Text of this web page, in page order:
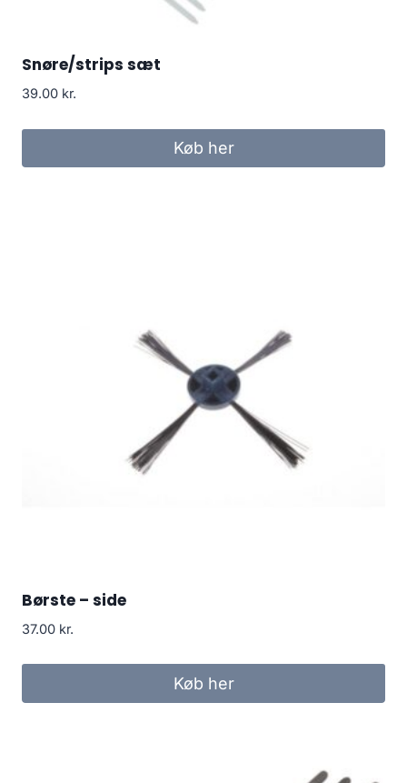
Snøre/strips sæt
39.00 kr.
Køb her
Børste – side
37.00 kr.
Køb her